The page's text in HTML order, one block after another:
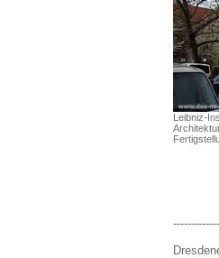
Leibniz-